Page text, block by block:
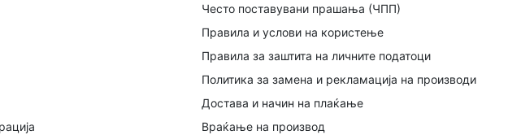
Често поставувани прашања (ЧПП)
Правила и услови на користење
Правила за заштита на личните податоци
Политика за замена и рекламација на производи
Достава и начин на плаќање
Враќање на производ